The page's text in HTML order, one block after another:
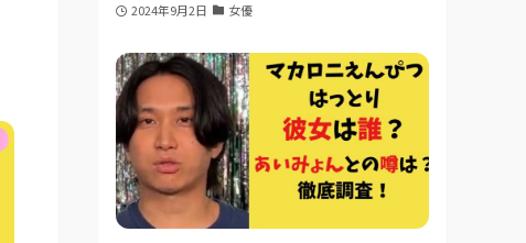
2024年9月2日 女優